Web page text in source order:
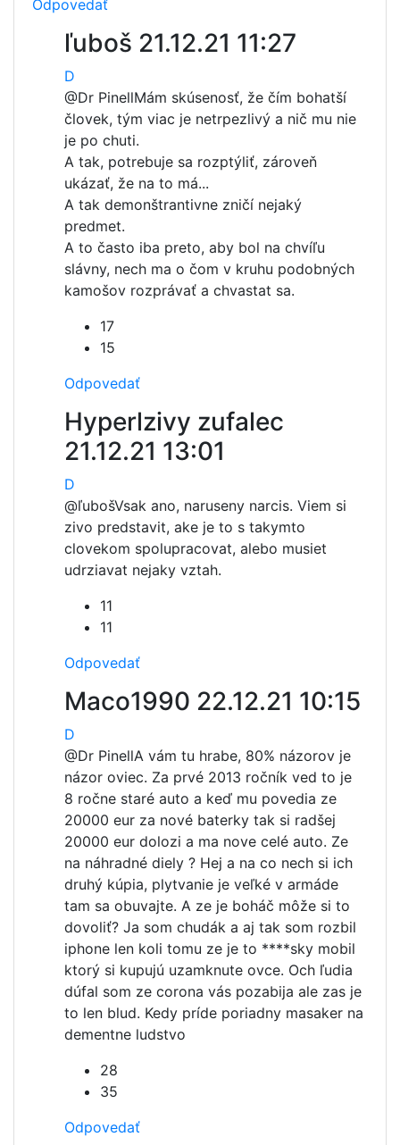
Odpovedať
ľuboš 21.12.21 11:27
D
@Dr PinellMám skúsenosť, že čím bohatší
človek, tým viac je netrpezlivý a nič mu nie
je po chuti.
A tak, potrebuje sa rozptýliť, zároveň
ukázať, že na to má...
A tak demonštrantivne zničí nejaký
predmet.
A to často iba preto, aby bol na chvíľu
slávny, nech ma o čom v kruhu podobných
kamošov rozprávať a chvastat sa.
17
15
Odpovedať
Hyperlzivy zufalec
21.12.21 13:01
D
@ľubošVsak ano, naruseny narcis. Viem si
zivo predstavit, ake je to s takymto
clovekom spolupracovat, alebo musiet
udrziavat nejaky vztah.
11
11
Odpovedať
Maco1990 22.12.21 10:15
D
@Dr PinellA vám tu hrabe, 80% názorov je
názor oviec. Za prvé 2013 ročník ved to je
8 ročne staré auto a keď mu povedia ze
20000 eur za nové baterky tak si radšej
20000 eur dolozi a ma nove celé auto. Ze
na náhradné diely ? Hej a na co nech si ich
druhý kúpia, plytvanie je veľké v armáde
tam sa obuvajte. A ze je boháč môže si to
dovoliť? Ja som chudák a aj tak som rozbil
iphone len koli tomu ze je to ****sky mobil
ktorý si kupujú uzamknute ovce. Och ľudia
dúfal som ze corona vás pozabija ale zas je
to len blud. Kedy príde poriadny masaker na
dementne ludstvo
28
35
Odpovedať